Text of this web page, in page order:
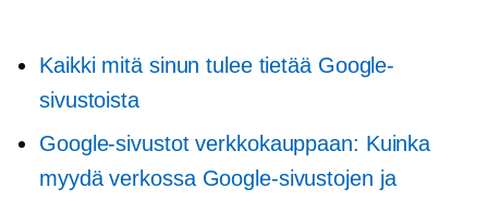
Kaikki mitä sinun tulee tietää Google-
sivustoista
Google-sivustot verkkokauppaan: Kuinka
myydä verkossa Google-sivustojen ja